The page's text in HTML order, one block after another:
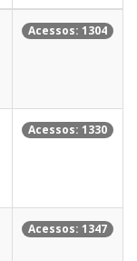
Acessos: 1304
Acessos: 1330
Acessos: 1347